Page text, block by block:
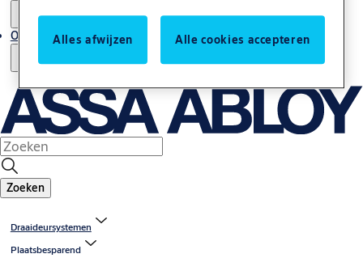
Over ons
Zoeken
Draaideursystemen
Plaatsbesparend
Alles afwijzen Alle cookies accepteren